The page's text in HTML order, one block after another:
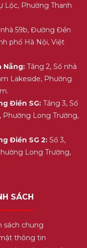
Lộc, Phường Thanh
59b, Đường Đền
phố Hà Nội, Việt
Nẵng:Tầng 2, Số nhà
Lakeside, Phường
Điền SG:Tầng 3, Số
Phường Long Trường,
Điền SG 2:Số 3,
Long Trường,
SÁCH
sách chung
thông tin